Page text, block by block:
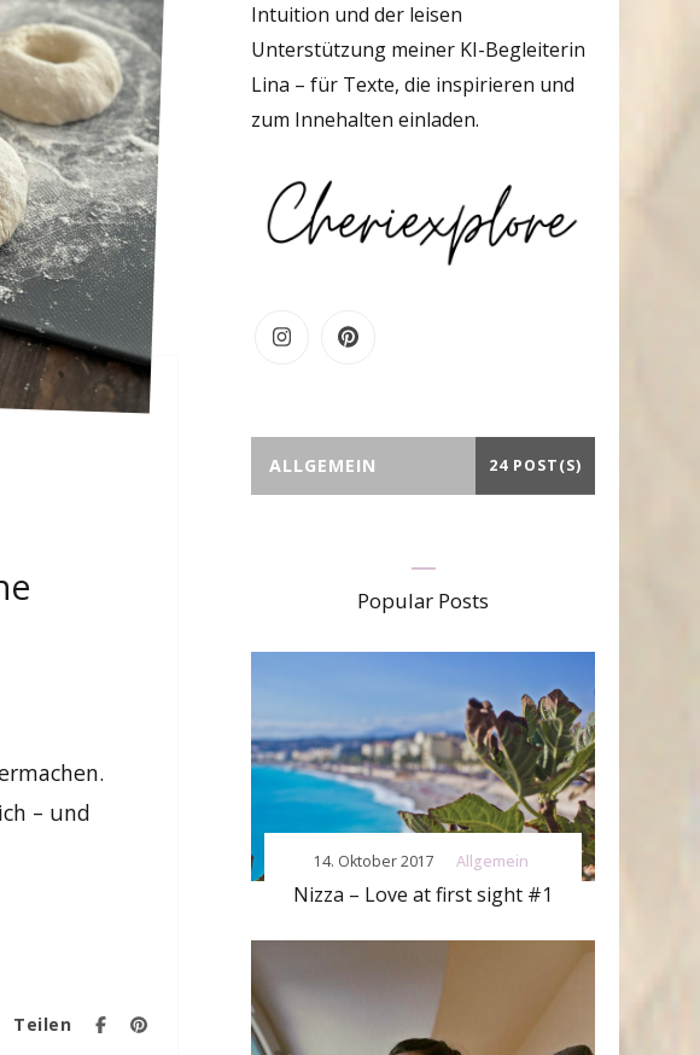
– und
Teilen
Intuition und der leisen
Unterstützung meiner KI-Begleiterin
Lina – für Texte, die inspirieren und
zum Innehalten einladen.
ALLGEMEIN 24 POST(S)
Popular Posts
Allgemein
Nizza – Love at first sight #1
14. Oktober 2017